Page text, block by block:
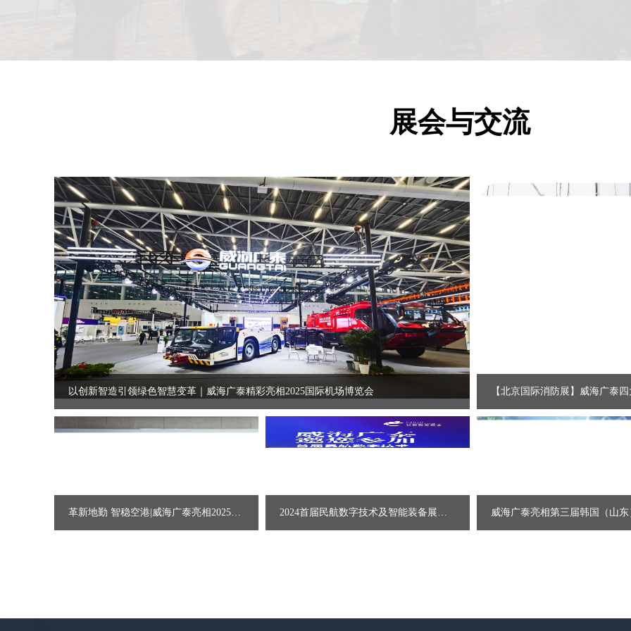
展会与交流
以创新智造引领绿色智慧变革｜威海广泰精彩亮相2025国际机场博览会
革新地勤 智稳空港|威海广泰亮相2025第四届智慧机坪新技术交流研讨会 2024首届民航数字技术及智能装备展——威海广泰，邀您共襄盛举！
【北京国际消防展】威海广泰